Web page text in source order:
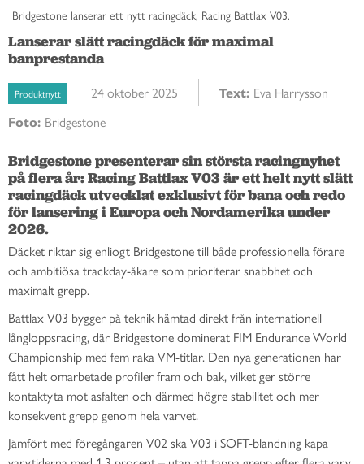
Bridgestone lanserar ett nytt racingdäck, Racing Battlax V03.
Lanserar slätt racingdäck för maximal
banprestanda
Produktnytt 24 oktober 2025 Text: Eva Harrysson
Foto: Bridgestone
Bridgestone presenterar sin största racingnyhet
på flera år: Racing Battlax V03 är ett helt nytt slätt
racingdäck utvecklat exklusivt för bana och redo
för lansering i Europa och Nordamerika under
Däcket riktar sig enliogt Bridgestone till både professionella förare
och ambitiösa trackday-åkare som prioriterar snabbhet och
maximalt grepp.
Battlax V03 bygger på teknik hämtad direkt från internationell
långloppsracing, där Bridgestone dominerat FIM Endurance World
Championship med fem raka VM-titlar. Den nya generationen har
fått helt omarbetade profiler fram och bak, vilket ger större
kontaktyta mot asfalten och därmed högre stabilitet och mer
konsekvent grepp genom hela varvet.
Jämfört med föregångaren V02 ska V03 i SOFT-blandning kapa